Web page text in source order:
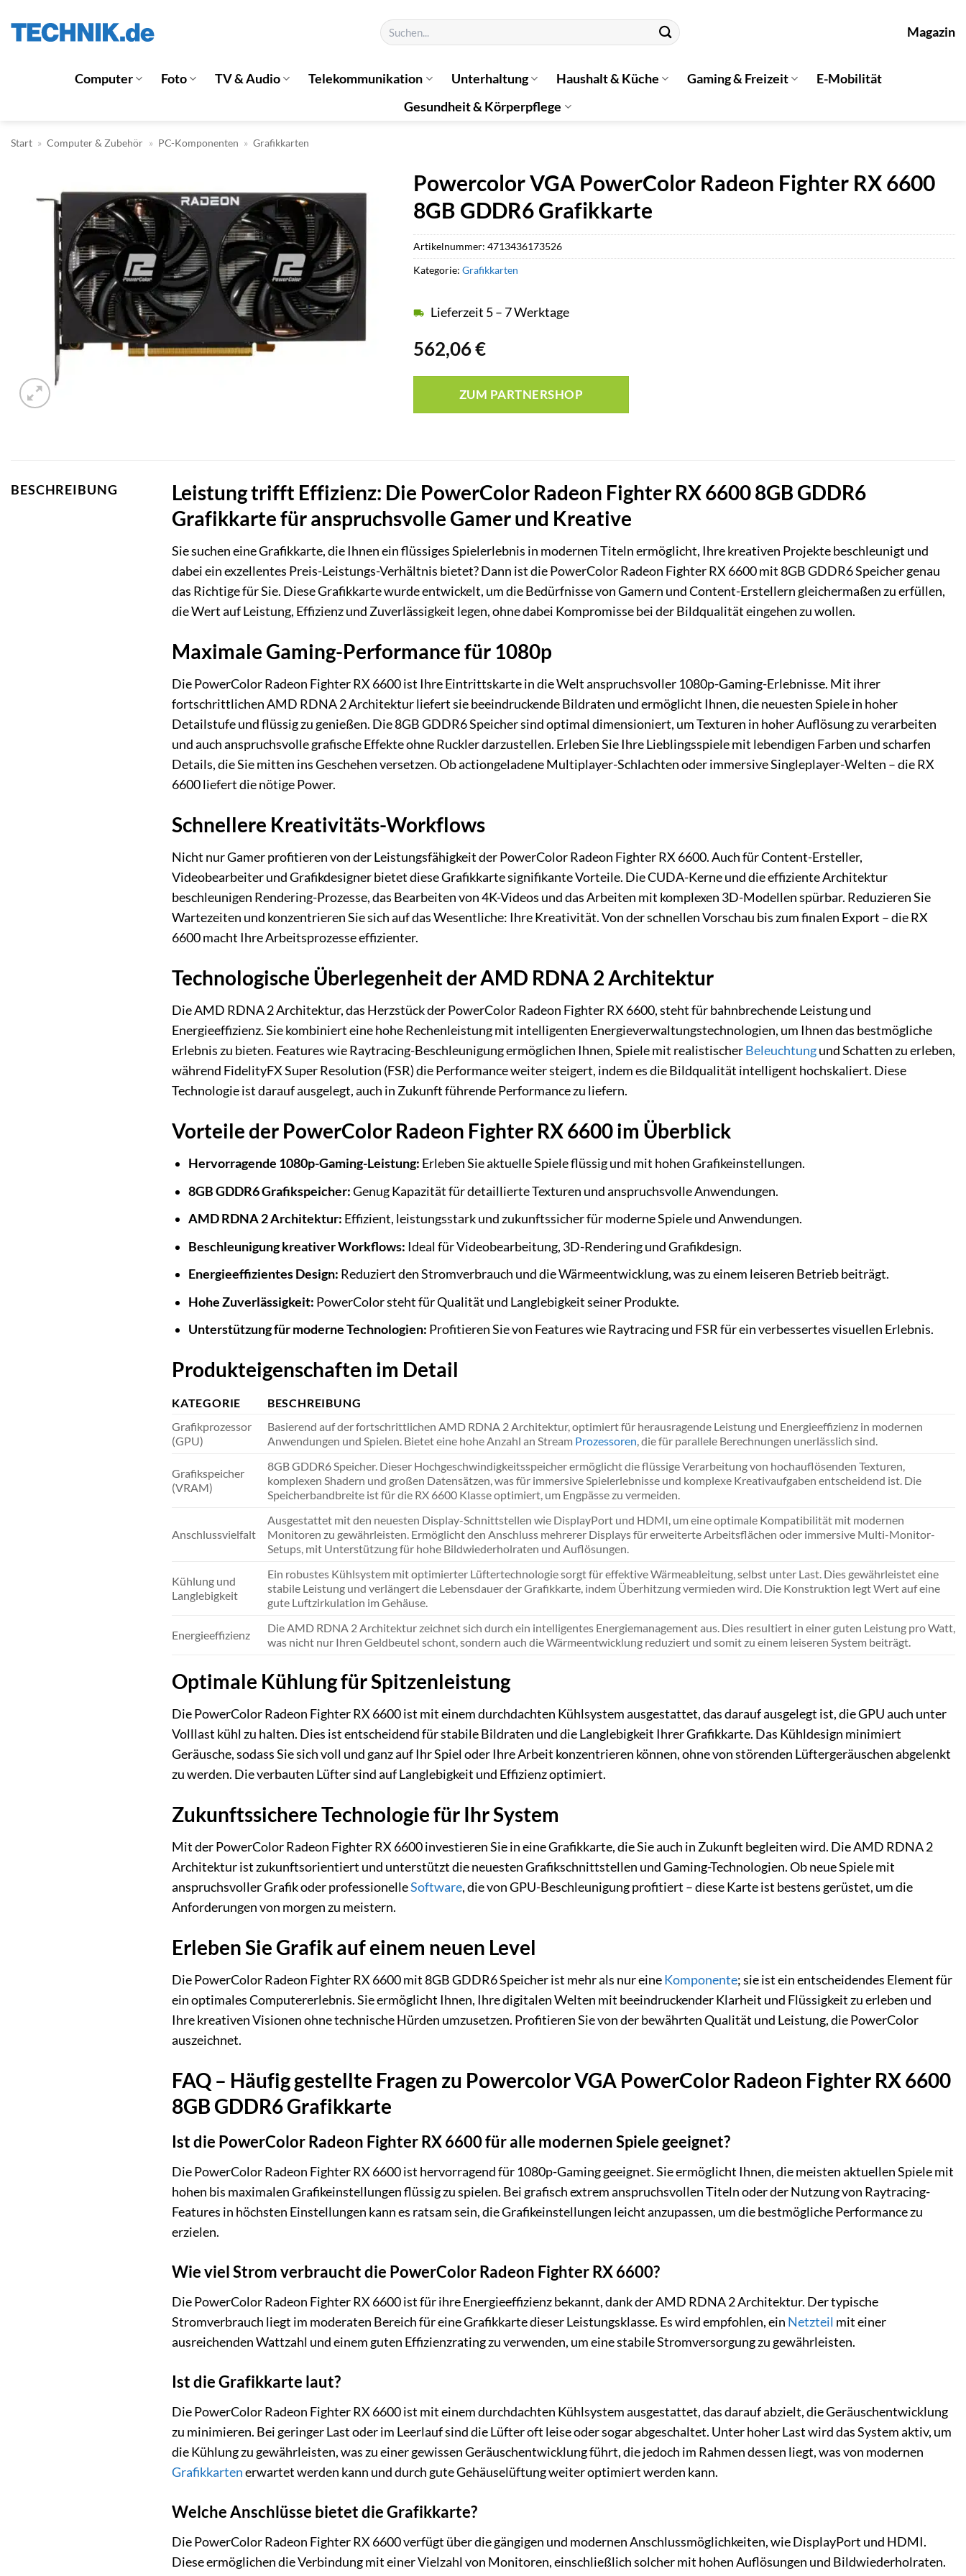
Inhalt
Suchen
nach:
Magazin
Computer Foto TV & Audio Telekommunikation Unterhaltung Haushalt & Küche Gaming & Freizeit
E-Mobilität
Gesundheit & Körperpflege
Start » Computer & Zubehör » PC-Komponenten » Grafikkarten
Powercolor VGA PowerColor Radeon Fighter RX 6600
8GB GDDR6 Grafikkarte
562,06€
Lieferzeit 5 – 7 Werktage
ZUM PARTNERSHOP
Artikelnummer: 4713436173526
Kategorie: Grafikkarten
BESCHREIBUNG
Leistung trifft Effizienz: Die PowerColor Radeon Fighter RX 6600 8GB GDDR6
Grafikkarte für anspruchsvolle Gamer und Kreative
Sie suchen eine Grafikkarte, die Ihnen ein flüssiges Spielerlebnis in modernen Titeln ermöglicht, Ihre kreativen Projekte beschleunigt und
dabei ein exzellentes Preis-Leistungs-Verhältnis bietet? Dann ist die PowerColor Radeon Fighter RX 6600 mit 8GB GDDR6 Speicher genau
das Richtige für Sie. Diese Grafikkarte wurde entwickelt, um die Bedürfnisse von Gamern und Content-Erstellern gleichermaßen zu erfüllen,
die Wert auf Leistung, Effizienz und Zuverlässigkeit legen, ohne dabei Kompromisse bei der Bildqualität eingehen zu wollen.
Maximale Gaming-Performance für 1080p
Die PowerColor Radeon Fighter RX 6600 ist Ihre Eintrittskarte in die Welt anspruchsvoller 1080p-Gaming-Erlebnisse. Mit ihrer
fortschrittlichen AMD RDNA 2 Architektur liefert sie beeindruckende Bildraten und ermöglicht Ihnen, die neuesten Spiele in hoher
Detailstufe und flüssig zu genießen. Die 8GB GDDR6 Speicher sind optimal dimensioniert, um Texturen in hoher Auflösung zu verarbeiten
und auch anspruchsvolle grafische Effekte ohne Ruckler darzustellen. Erleben Sie Ihre Lieblingsspiele mit lebendigen Farben und scharfen
Details, die Sie mitten ins Geschehen versetzen. Ob actiongeladene Multiplayer-Schlachten oder immersive Singleplayer-Welten – die RX
6600 liefert die nötige Power.
Schnellere Kreativitäts-Workflows
Nicht nur Gamer profitieren von der Leistungsfähigkeit der PowerColor Radeon Fighter RX 6600. Auch für Content-Ersteller,
Videobearbeiter und Grafikdesigner bietet diese Grafikkarte signifikante Vorteile. Die CUDA-Kerne und die effiziente Architektur
beschleunigen Rendering-Prozesse, das Bearbeiten von 4K-Videos und das Arbeiten mit komplexen 3D-Modellen spürbar. Reduzieren Sie
Wartezeiten und konzentrieren Sie sich auf das Wesentliche: Ihre Kreativität. Von der schnellen Vorschau bis zum finalen Export – die RX
6600 macht Ihre Arbeitsprozesse effizienter.
Technologische Überlegenheit der AMD RDNA 2 Architektur
Die AMD RDNA 2 Architektur, das Herzstück der PowerColor Radeon Fighter RX 6600, steht für bahnbrechende Leistung und
Energieeffizienz. Sie kombiniert eine hohe Rechenleistung mit intelligenten Energieverwaltungstechnologien, um Ihnen das bestmögliche
Erlebnis zu bieten. Features wie Raytracing-Beschleunigung ermöglichen Ihnen, Spiele mit realistischerBeleuchtungund Schatten zu erleben,
während FidelityFX Super Resolution (FSR) die Performance weiter steigert, indem es die Bildqualität intelligent hochskaliert. Diese
Technologie ist darauf ausgelegt, auch in Zukunft führende Performance zu liefern.
Vorteile der PowerColor Radeon Fighter RX 6600 im Überblick
Hervorragende 1080p-Gaming-Leistung: Erleben Sie aktuelle Spiele flüssig und mit hohen Grafikeinstellungen.
8GB GDDR6 Grafikspeicher:Genug Kapazität für detaillierte Texturen und anspruchsvolle Anwendungen.
AMD RDNA 2 Architektur: Effizient, leistungsstark und zukunftssicher für moderne Spiele und Anwendungen.
Beschleunigung kreativer Workflows: Ideal für Videobearbeitung, 3D-Rendering und Grafikdesign.
Energieeffizientes Design: Reduziert den Stromverbrauch und die Wärmeentwicklung, was zu einem leiseren Betrieb beiträgt.
Hohe Zuverlässigkeit: PowerColor steht für Qualität und Langlebigkeit seiner Produkte.
Unterstützung für moderne Technologien: Profitieren Sie von Features wie Raytracing und FSR für ein verbessertes visuellen Erlebnis.
Produkteigenschaften im Detail
KATEGORIE
BESCHREIBUNG
Grafikprozessor
(GPU)
Basierend auf der fortschrittlichen AMD RDNA 2 Architektur, optimiert für herausragende Leistung und Energieeffizienz in modernen
Anwendungen und Spielen. Bietet eine hohe Anzahl an Stream Prozessoren, die für parallele Berechnungen unerlässlich sind.
Grafikspeicher
(VRAM)
8GB GDDR6 Speicher. Dieser Hochgeschwindigkeitsspeicher ermöglicht die flüssige Verarbeitung von hochauflösenden Texturen,
komplexen Shadern und großen Datensätzen, was für immersive Spielerlebnisse und komplexe Kreativaufgaben entscheidend ist. Die
Speicherbandbreite ist für die RX 6600 Klasse optimiert, um Engpässe zu vermeiden.
Anschlussvielfalt
Ausgestattet mit den neuesten Display-Schnittstellen wie DisplayPort und HDMI, um eine optimale Kompatibilität mit modernen
Monitoren zu gewährleisten. Ermöglicht den Anschluss mehrerer Displays für erweiterte Arbeitsflächen oder immersive Multi-Monitor-
Setups, mit Unterstützung für hohe Bildwiederholraten und Auflösungen.
Kühlung und
Langlebigkeit
Ein robustes Kühlsystem mit optimierter Lüftertechnologie sorgt für effektive Wärmeableitung, selbst unter Last. Dies gewährleistet eine
stabile Leistung und verlängert die Lebensdauer der Grafikkarte, indem Überhitzung vermieden wird. Die Konstruktion legt Wert auf eine
gute Luftzirkulation im Gehäuse.
Energieeffizienz
Die AMD RDNA 2 Architektur zeichnet sich durch ein intelligentes Energiemanagement aus. Dies resultiert in einer guten Leistung pro Watt,
was nicht nur Ihren Geldbeutel schont, sondern auch die Wärmeentwicklung reduziert und somit zu einem leiseren System beiträgt.
Optimale Kühlung für Spitzenleistung
Die PowerColor Radeon Fighter RX 6600 ist mit einem durchdachten Kühlsystem ausgestattet, das darauf ausgelegt ist, die GPU auch unter
Volllast kühl zu halten. Dies ist entscheidend für stabile Bildraten und die Langlebigkeit Ihrer Grafikkarte. Das Kühldesign minimiert
Geräusche, sodass Sie sich voll und ganz auf Ihr Spiel oder Ihre Arbeit konzentrieren können, ohne von störenden Lüftergeräuschen abgelenkt
zu werden. Die verbauten Lüfter sind auf Langlebigkeit und Effizienz optimiert.
Zukunftssichere Technologie für Ihr System
Mit der PowerColor Radeon Fighter RX 6600 investieren Sie in eine Grafikkarte, die Sie auch in Zukunft begleiten wird. Die AMD RDNA 2
Architektur ist zukunftsorientiert und unterstützt die neuesten Grafikschnittstellen und Gaming-Technologien. Ob neue Spiele mit
anspruchsvoller Grafik oder professionelleSoftware, die von GPU-Beschleunigung profitiert – diese Karte ist bestens gerüstet, um die
Anforderungen von morgen zu meistern.
Erleben Sie Grafik auf einem neuen Level
Die PowerColor Radeon Fighter RX 6600 mit 8GB GDDR6 Speicher ist mehr als nur eineKomponente; sie ist ein entscheidendes Element für
ein optimales Computererlebnis. Sie ermöglicht Ihnen, Ihre digitalen Welten mit beeindruckender Klarheit und Flüssigkeit zu erleben und
Ihre kreativen Visionen ohne technische Hürden umzusetzen. Profitieren Sie von der bewährten Qualität und Leistung, die PowerColor
auszeichnet.
FAQ – Häufig gestellte Fragen zu Powercolor VGA PowerColor Radeon Fighter RX 6600
8GB GDDR6 Grafikkarte
Ist die PowerColor Radeon Fighter RX 6600 für alle modernen Spiele geeignet?
Die PowerColor Radeon Fighter RX 6600 ist hervorragend für 1080p-Gaming geeignet. Sie ermöglicht Ihnen, die meisten aktuellen Spiele mit
hohen bis maximalen Grafikeinstellungen flüssig zu spielen. Bei grafisch extrem anspruchsvollen Titeln oder der Nutzung von Raytracing-
Features in höchsten Einstellungen kann es ratsam sein, die Grafikeinstellungen leicht anzupassen, um die bestmögliche Performance zu
erzielen.
Wie viel Strom verbraucht die PowerColor Radeon Fighter RX 6600?
Die PowerColor Radeon Fighter RX 6600 ist für ihre Energieeffizienz bekannt, dank der AMD RDNA 2 Architektur. Der typische
Stromverbrauch liegt im moderaten Bereich für eine Grafikkarte dieser Leistungsklasse. Es wird empfohlen, ein Netzteil mit einer
ausreichenden Wattzahl und einem guten Effizienzrating zu verwenden, um eine stabile Stromversorgung zu gewährleisten.
Ist die Grafikkarte laut?
Die PowerColor Radeon Fighter RX 6600 ist mit einem durchdachten Kühlsystem ausgestattet, das darauf abzielt, die Geräuschentwicklung
zu minimieren. Bei geringer Last oder im Leerlauf sind die Lüfter oft leise oder sogar abgeschaltet. Unter hoher Last wird das System aktiv, um
die Kühlung zu gewährleisten, was zu einer gewissen Geräuschentwicklung führt, die jedoch im Rahmen dessen liegt, was von modernen
Grafikkartenerwartet werden kann und durch gute Gehäuselüftung weiter optimiert werden kann.
Welche Anschlüsse bietet die Grafikkarte?
Die PowerColor Radeon Fighter RX 6600 verfügt über die gängigen und modernen Anschlussmöglichkeiten, wie DisplayPort und HDMI.
Diese ermöglichen die Verbindung mit einer Vielzahl von Monitoren, einschließlich solcher mit hohen Auflösungen und Bildwiederholraten.